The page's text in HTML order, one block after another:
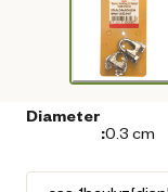
Diameter
:0.3 cm